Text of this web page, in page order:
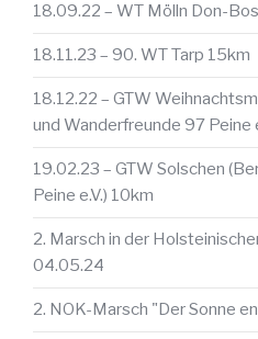
18.09.22 – WT Mölln Don-
18.11.23 – 90. WT Tarp 15km
18.12.22 – GTW
und Wanderfreunde 97 Peine
19.02.23 – GTW Solschen
Peine e.V.) 10km
2. Marsch in der
04.05.24
2. NOK-Marsch "Der Sonne